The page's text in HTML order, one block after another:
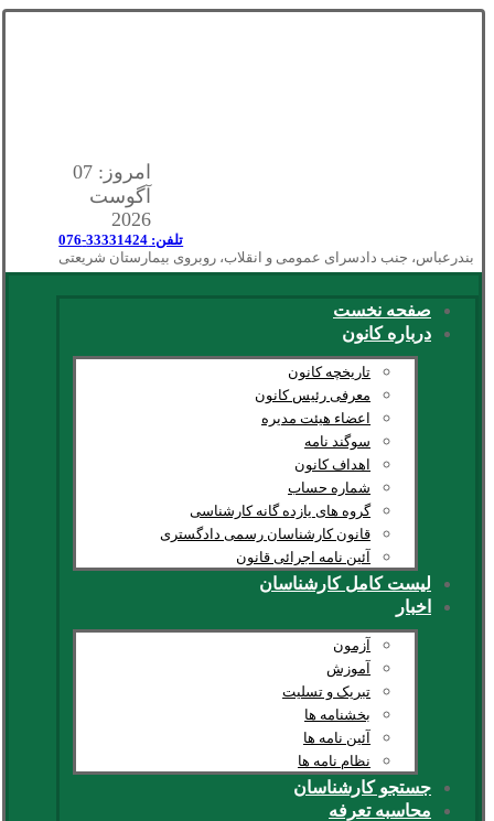
امروز: 07
آگوست
2026
تلفن: 33331424-076
بندرعباس، جنب دادسرای عمومی و انقلاب، روبروی بیمارستان شریعتی
صفحه نخست
درباره کانون
تاریخچه کانون
معرفی رئیس کانون
اعضاء هیئت مدیره
سوگند نامه
اهداف کانون
شماره حساب
گروه های یازده گانه کارشناسی
قانون کارشناسان رسمی دادگستری
آئین نامه اجرائی قانون
لیست کامل کارشناسان
اخبار
آزمون
آموزش
تبریک و تسلیت
بخشنامه ها
آئین نامه ها
نظام نامه ها
جستجو کارشناسان
محاسبه تعرفه